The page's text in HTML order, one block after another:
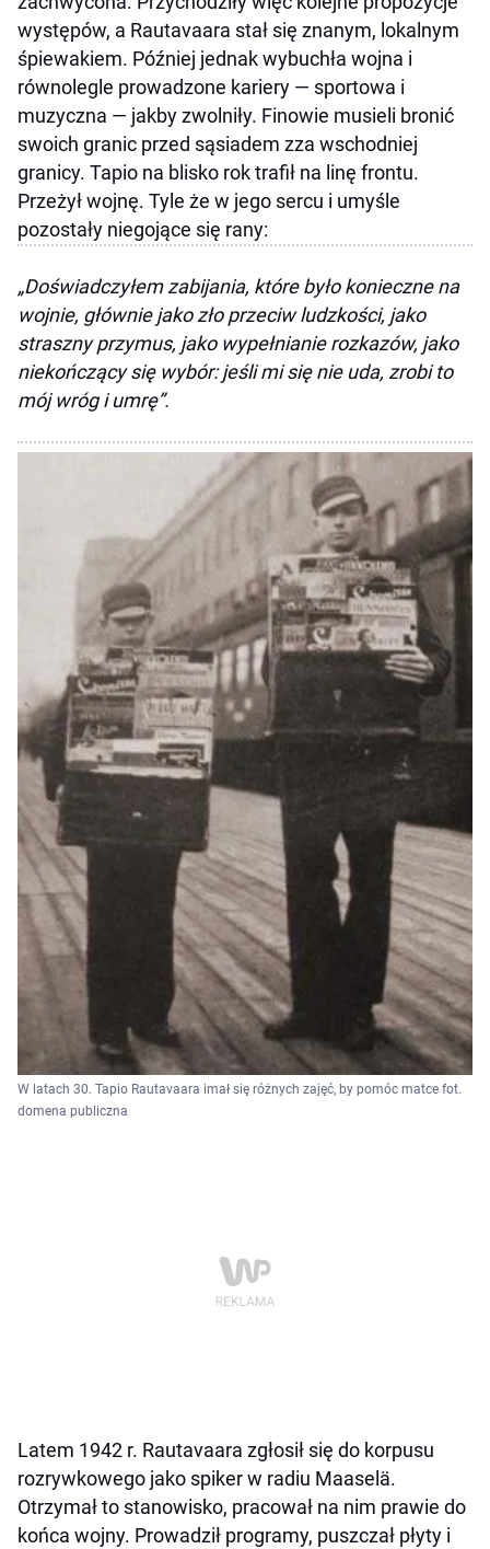
występów, a Rautavaara stał się znanym, lokalnym
śpiewakiem. Później jednak wybuchła wojna i
równolegle prowadzone kariery — sportowa i
muzyczna — jakby zwolniły. Finowie musieli bronić
swoich granic przed sąsiadem zza wschodniej
granicy. Tapio na blisko rok trafił na linę frontu.
Przeżył wojnę. Tyle że w jego sercu i umyśle
pozostały niegojące się rany:
„Doświadczyłem zabijania, które było konieczne na
wojnie, głównie jako zło przeciw ludzkości, jako
straszny przymus, jako wypełnianie rozkazów, jako
niekończący się wybór: jeśli mi się nie uda, zrobi to
mój wróg i umrę”.
W latach 30. Tapio Rautavaara imał się różnych zajęć, by pomóc matce fot.
domena publiczna
Latem 1942 r. Rautavaara zgłosił się do korpusu
rozrywkowego jako spiker w radiu Maaselä.
Otrzymał to stanowisko, pracował na nim prawie do
końca wojny. Prowadził programy, puszczał płyty i